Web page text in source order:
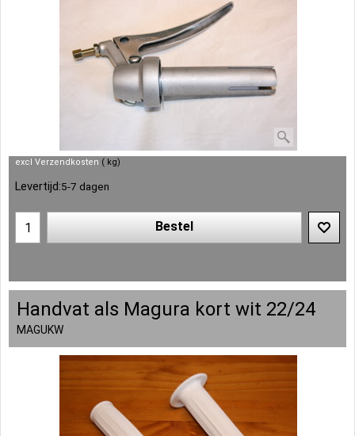
excl Verzendkosten kg
Levertijd:5-7 dagen
Bestel
Handvat als Magura kort wit 22/24
MAGUKW